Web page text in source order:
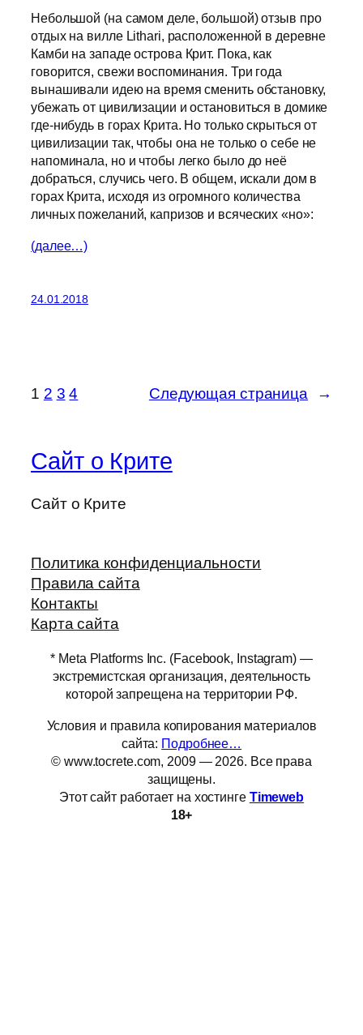
Небольшой (на самом деле, большой) отзыв про
отдых на вилле Lithari, расположенной в деревне
Камби на западе острова Крит. Пока, как
говорится, свежи воспоминания. Три года
вынашивали идею на время сменить обстановку,
убежать от цивилизации и остановиться в домике
где-нибудь в горах Крита. Но только скрыться от
цивилизации так, чтобы она не только о себе не
напоминала, но и чтобы легко было до неё
добраться, случись чего. В общем, искали дом в
горах Крита, исходя из огромного количества
личных пожеланий, капризов и всяческих «но»:
(далее…)
24.01.2018
1 2 3 4 Следующая страница →
Сайт о Крите
Сайт о Крите
Политика конфиденциальности
Правила сайта
Контакты
Карта сайта
* Meta Platforms Inc. (Facebook, Instagram) —
экстремистская организация, деятельность
которой запрещена на территории РФ.
Условия и правила копирования материалов
сайта: Подробнее…
© www.tocrete.com, 2009 — 2026. Все права
защищены.
Этот сайт работает на хостинге Timeweb
18+